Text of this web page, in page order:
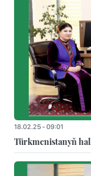
18.02.25 - 09:01
Türkmenistanyň